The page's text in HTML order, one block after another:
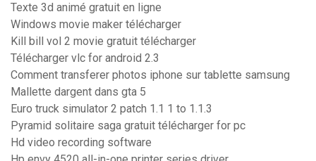
Texte 3d animé gratuit en ligne
Windows movie maker télécharger
Kill bill vol 2 movie gratuit télécharger
Télécharger vlc for android 2.3
Comment transferer photos iphone sur tablette samsung
Mallette dargent dans gta 5
Euro truck simulator 2 patch 1.1 1 to 1.1.3
Pyramid solitaire saga gratuit télécharger for pc
Hd video recording software